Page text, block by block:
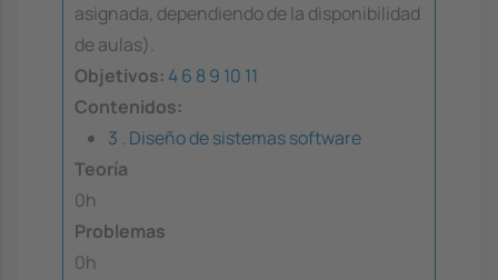
asignada, dependiendo de la disponibilidad
de aulas).
Objetivos: 46 8 9 10 11
Contenidos:
3 . Diseño de sistemas software
Teoría
0h
Problemas
0h